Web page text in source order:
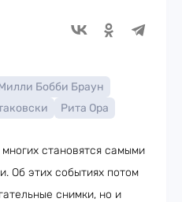
Бобби Браун
Рита Ора
становятся самыми
Об этих событиях потом
снимки, но и